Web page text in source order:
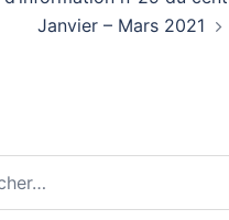
Janvier – Mars 2021